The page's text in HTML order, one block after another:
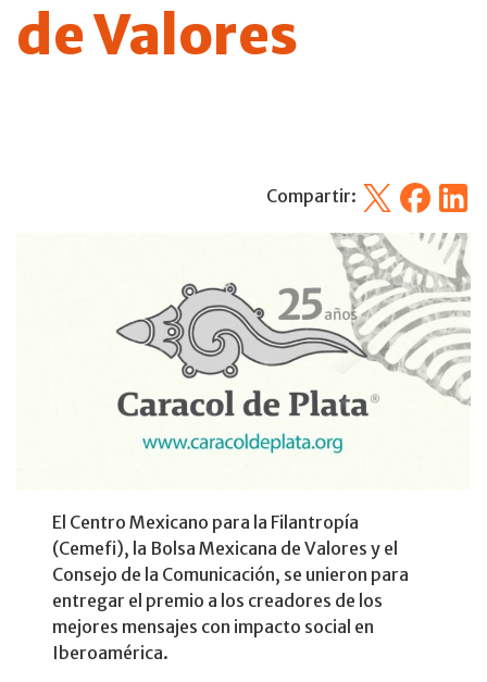
de Valores
Compartir: X Facebook
El Centro Mexicano para la Filantropía
(Cemefi), la Bolsa Mexicana de Valores y el
Consejo de la Comunicación, se unieron para
entregar el premio a los creadores de los
mejores mensajes con impacto social en
Iberoamérica.